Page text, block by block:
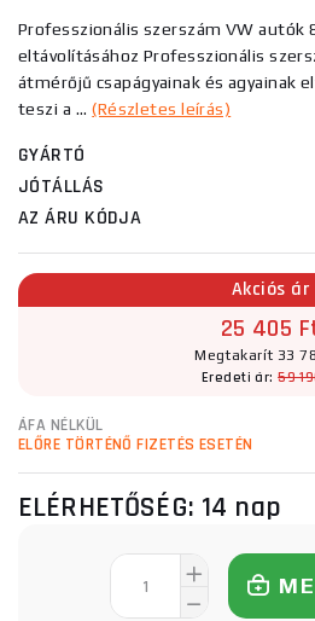
Professzionális szerszám VW autók
eltávolításához Professzionális
átmérőjű csapágyainak és agyainak
teszi a ...(Részletes leírás)
GYÁRTÓ
JÓTÁLLÁS
AZ ÁRU KÓDJA
Akciós ár
25 405
Megtakarít 33
Eredeti ár:59
ÁFA NÉLKÜL
ELŐRE TÖRTÉNŐ FIZETÉS ESETÉN
ELÉRHETŐSÉG: 14 nap